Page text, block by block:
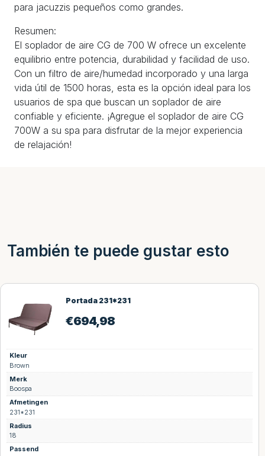
para jacuzzis pequeños como grandes.
Resumen:
El soplador de aire CG de 700 W ofrece un excelente
equilibrio entre potencia, durabilidad y facilidad de uso.
Con un filtro de aire/humedad incorporado y una larga
vida útil de 1500 horas, esta es la opción ideal para los
usuarios de spa que buscan un soplador de aire
confiable y eficiente. ¡Agregue el soplador de aire CG
700W a su spa para disfrutar de la mejor experiencia
de relajación!
También te puede gustar esto
Portada 231*231
€694,98
Kleur
Brown
Merk
Boospa
Afmetingen
231*231
Radius
18
Passend